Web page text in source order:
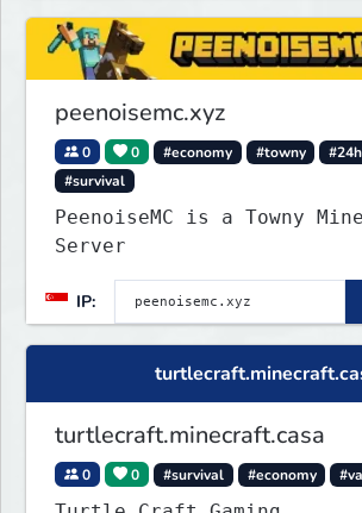
peenoisemc.xyz
0 0 #economy #towny
#survival
PeenoiseMC is a Towny
Server
IP:
turtlecraft.minecraft.casa
0 0 #survival #economy